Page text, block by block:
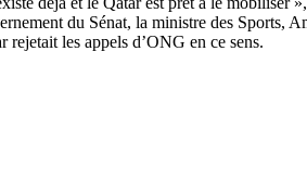
du Sénat, la ministre des Sports,
les appels d’ONG en ce sens.